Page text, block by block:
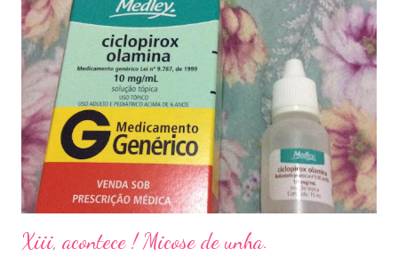
Xiii, acontece ! Micose de unha.